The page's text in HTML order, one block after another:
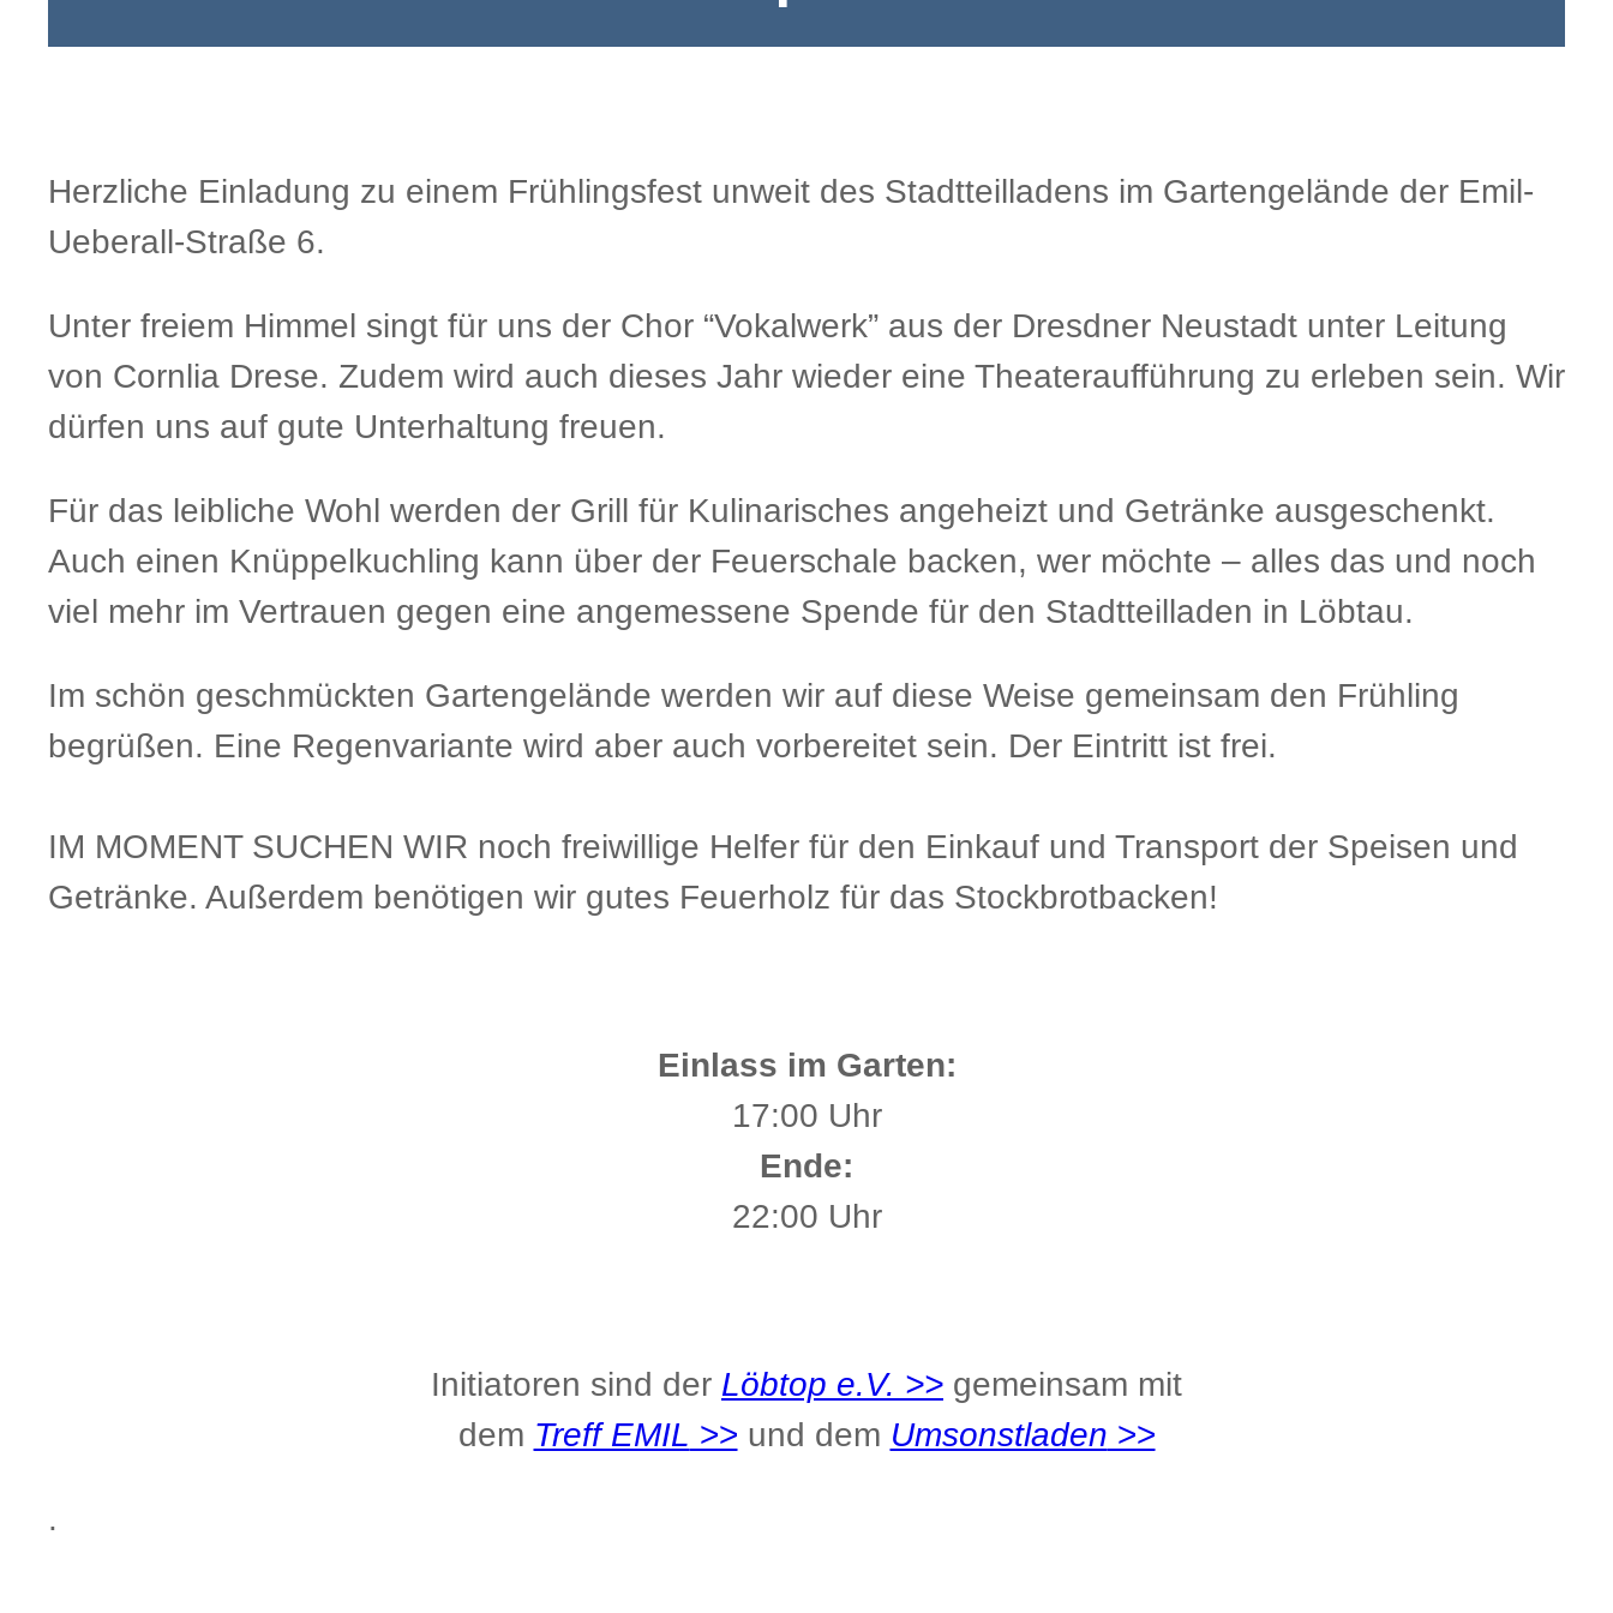
Herzliche Einladung zu einem Frühlingsfest unweit des Stadtteilladens im Gartengelände der Emil-
Ueberall-Straße 6.
Unter freiem Himmel singt für uns der Chor “Vokalwerk” aus der Dresdner Neustadt unter Leitung
von Cornlia Drese. Zudem wird auch dieses Jahr wieder eine Theateraufführung zu erleben sein. Wir
dürfen uns auf gute Unterhaltung freuen.
Für das leibliche Wohl werden der Grill für Kulinarisches angeheizt und Getränke ausgeschenkt.
Auch einen Knüppelkuchling kann über der Feuerschale backen, wer möchte – alles das und noch
viel mehr im Vertrauen gegen eine angemessene Spende für den Stadtteilladen in Löbtau.
Im schön geschmückten Gartengelände werden wir auf diese Weise gemeinsam den Frühling
begrüßen. Eine Regenvariante wird aber auch vorbereitet sein. Der Eintritt ist frei.
IM MOMENT SUCHEN WIR noch freiwillige Helfer für den Einkauf und Transport der Speisen und
Getränke. Außerdem benötigen wir gutes Feuerholz für das Stockbrotbacken!
Einlass im Garten:
17:00 Uhr
Ende:
22:00 Uhr
Initiatoren sind der Löbtop e.V. >> gemeinsam mit
dem Treff EMIL >> und dem Umsonstladen >>
.